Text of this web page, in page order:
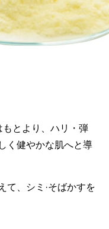
とより、ハリ・弾
く健やかな肌へと導
て、シミ·そばかすを